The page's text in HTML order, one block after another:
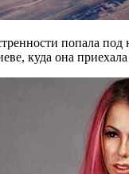
попала
куда она